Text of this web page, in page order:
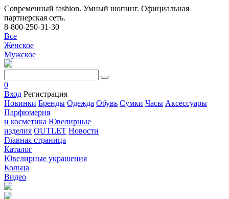
Современный fashion. Умный шопинг. Официальная
партнерская сеть.
8-800-250-31-30
Все
Женское
Мужское
0
Вход Регистрация
Новинки Бренды Одежда Обувь Сумки Часы Аксессуары
Парфюмерия
и косметика Ювелирные
изделия OUTLET Новости
Главная страница
Каталог
Ювелирные украшения
Кольца
Видео